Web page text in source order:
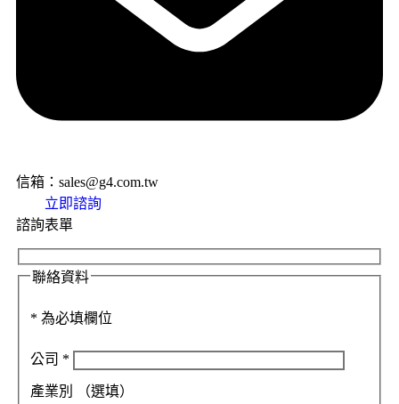
信箱：sales@g4.com.tw
立即諮詢
諮詢表單
聯絡資料
* 為必填欄位
公司 *
產業別 （選填）